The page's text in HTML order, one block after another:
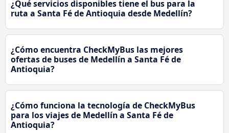
¿Qué servicios disponibles tiene el bus para la
ruta a Santa Fé de Antioquia desde Medellín?
¿Cómo encuentra CheckMyBus las mejores
ofertas de buses de Medellín a Santa Fé de
Antioquia?
¿Cómo funciona la tecnología de CheckMyBus
para los viajes de Medellín a Santa Fé de
Antioquia?